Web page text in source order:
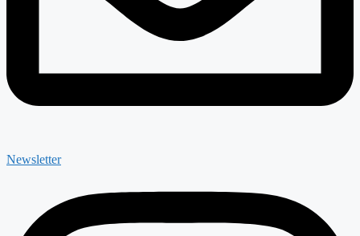
Newsletter